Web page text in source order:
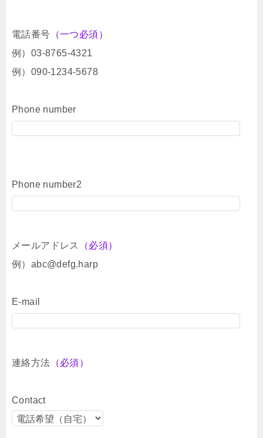
電話番号 （一つ必須）
例）03-8765-4321
例）090-1234-5678
Phone number
Phone number2
メールアドレス
（必須）
例）abc@defg.harp
E-mail
連絡方法 （必須）
Contact